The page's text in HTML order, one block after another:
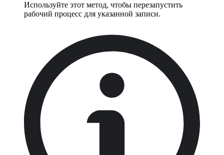
Используйте этот метод, чтобы перезапустить
рабочий процесс для указанной записи.